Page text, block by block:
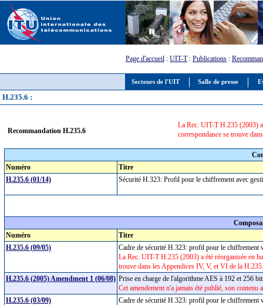
Secteurs de l'UIT Salle de presse
Page d'accueil : UIT-T: Publications :
H.235.6 :
Recommandation H.235.6
La Rec. UIT-T H.235 (2003)
correspondance se trouve
Numéro
Titre
H.235.6 (01/14)
Sécurité H.323: Profil pour le chiffrement avec
Numéro
Titre
H.235.6 (09/05)
Cadre de sécurité H.323: profil pour le chiffrement
La Rec. UIT-T H.235 (2003) a été réorganisée en
trouve dans les Appendices IV, V, et VI de la
H.235.6 (2005) Amendment 1 (06/08) Prise en charge de l'algorithme AES à 192 et 256
Cet amendement n'a jamais été publié, son
H.235.6 (03/09)
Cadre de sécurité H.323: profil pour le chiffrement